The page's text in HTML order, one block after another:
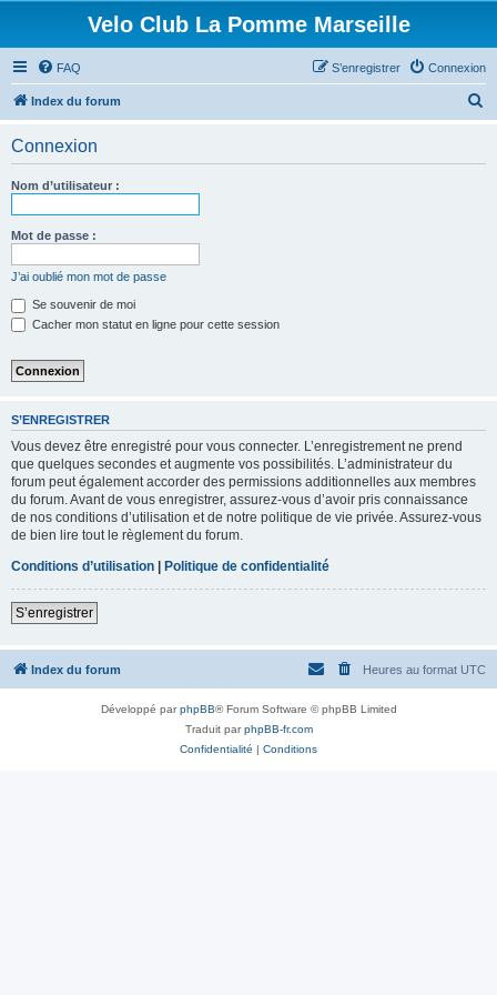
Velo Club La Pomme Marseille
FAQ Connexion
S’enregistrer
Index du forum
Connexion
Nom d’utilisateur :
Mot de passe :
J’ai oublié mon mot de passe
Se souvenir de moi
Cacher mon statut en ligne pour cette session
S’ENREGISTRER
Vous devez être enregistré pour vous connecter. L’enregistrement ne prend
que quelques secondes et augmente vos possibilités. L’administrateur du
forum peut également accorder des permissions additionnelles aux membres
du forum. Avant de vous enregistrer, assurez-vous d’avoir pris connaissance
de nos conditions d’utilisation et de notre politique de vie privée. Assurez-vous
de bien lire tout le règlement du forum.
Conditions d’utilisation | Politique de confidentialité
S’enregistrer
Index du forum Heures au format UTC
Développé parphpBB® Forum Software © phpBB Limited
Traduit parphpBB-fr.com
Confidentialité | Conditions